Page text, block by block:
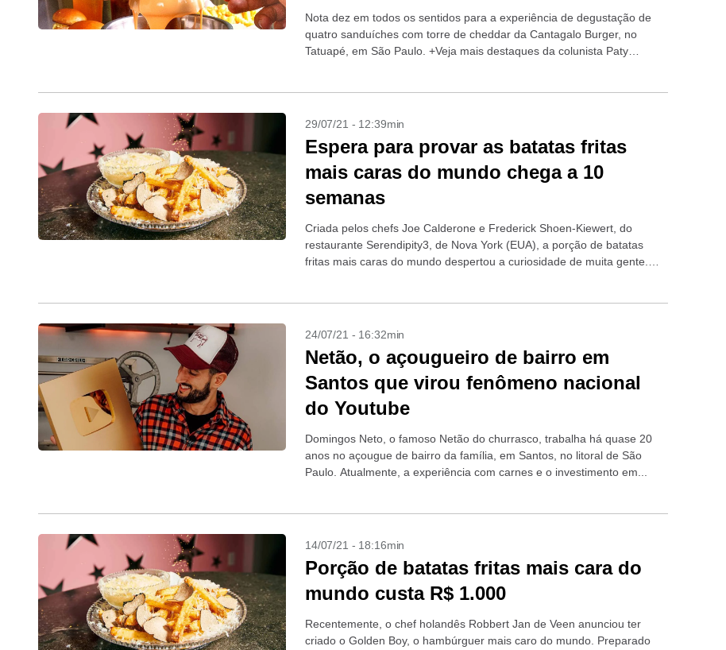
Nota dez em todos os sentidos para a experiência de degustação de
quatro sanduíches com torre de cheddar da Cantagalo Burger, no
Tatuapé, em São Paulo. +Veja mais destaques da colunista Paty
29/07/21 - 12:39min
Espera para provar as batatas fritas
mais caras do mundo chega a 10
semanas
Criada pelos chefs Joe Calderone e Frederick Shoen-Kiewert, do
restaurante Serendipity3, de Nova York (EUA), a porção de batatas
fritas mais caras do mundo despertou a curiosidade de muita gente.
24/07/21 - 16:32min
Netão, o açougueiro de bairro em
Santos que virou fenômeno nacional
do Youtube
Domingos Neto, o famoso Netão do churrasco, trabalha há quase 20
anos no açougue de bairro da família, em Santos, no litoral de São
Paulo. Atualmente, a experiência com carnes e o investimento em...
14/07/21 - 18:16min
Porção de batatas fritas mais cara do
mundo custa R$ 1.000
Recentemente, o chef holandês Robbert Jan de Veen anunciou ter
criado o Golden Boy, o hambúrguer mais caro do mundo. Preparado